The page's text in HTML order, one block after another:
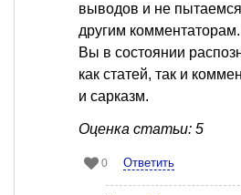
выводов и не
другим
Вы в состоянии
как статей, так и
и сарказм.
Оценка статьи: 5
0 Ответить